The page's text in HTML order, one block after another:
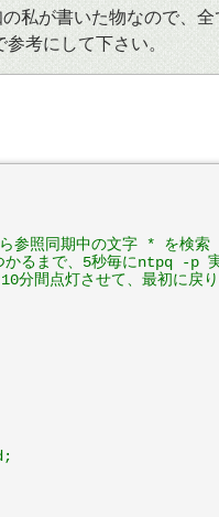
私が書いた物なので、
考にして下さい。
照同期中の文字 * を検索
かるまで、5秒毎にntpq -p
分間点灯させて、最初に戻